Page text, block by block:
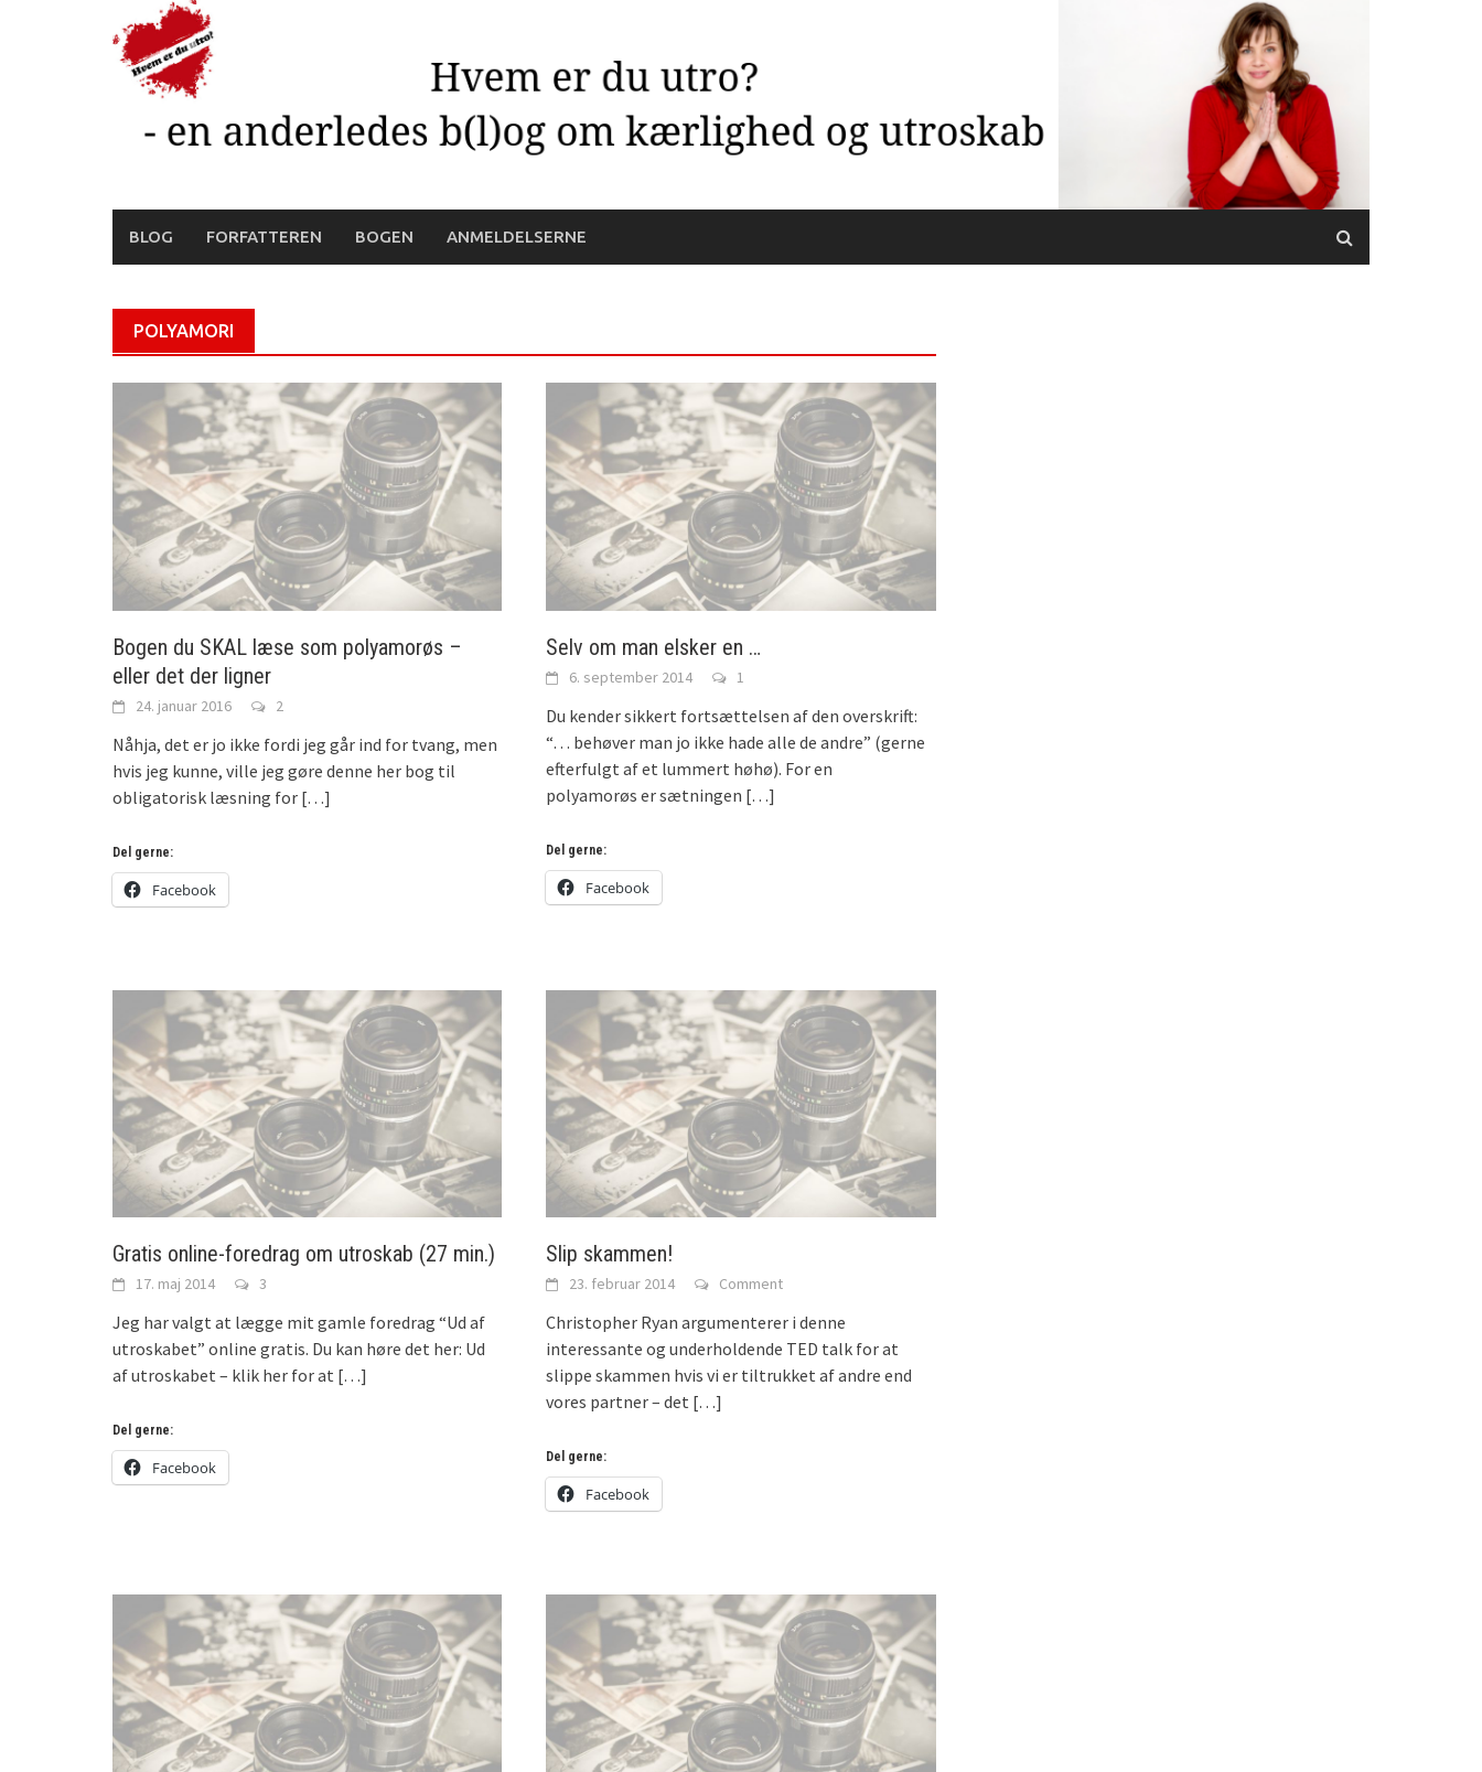
BLOG FORFATTEREN BOGEN ANMELDELSERNE
POLYAMORI
Bogen du SKAL læse som polyamorøs –
eller det der ligner
24. januar 2016 2
Nåhja, det er jo ikke fordi jeg går ind for tvang, men
hvis jeg kunne, ville jeg gøre denne her bog til
obligatorisk læsning for […]
Del gerne:
Facebook
Selv om man elsker en …
6. september 2014 1
Du kender sikkert fortsættelsen af den overskrift:
“… behøver man jo ikke hade alle de andre” (gerne
efterfulgt af et lummert høhø). For en
polyamorøs er sætningen […]
Del gerne:
Facebook
Gratis online-foredrag om utroskab (27 min.)
17. maj 2014 3
Jeg har valgt at lægge mit gamle foredrag “Ud af
utroskabet” online gratis. Du kan høre det her: Ud
af utroskabet – klik her for at […]
Del gerne:
Facebook
Slip skammen!
23. februar 2014 Comment
Christopher Ryan argumenterer i denne
interessante og underholdende TED talk for at
slippe skammen hvis vi er tiltrukket af andre end
vores partner – det […]
Del gerne:
Facebook